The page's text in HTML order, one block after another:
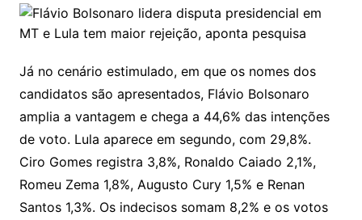
Já no cenário estimulado, em que os nomes dos
candidatos são apresentados, Flávio Bolsonaro
amplia a vantagem e chega a 44,6% das intenções
de voto. Lula aparece em segundo, com 29,8%.
Ciro Gomes registra 3,8%, Ronaldo Caiado 2,1%,
Romeu Zema 1,8%, Augusto Cury 1,5% e Renan
Santos 1,3%. Os indecisos somam 8,2% e os votos